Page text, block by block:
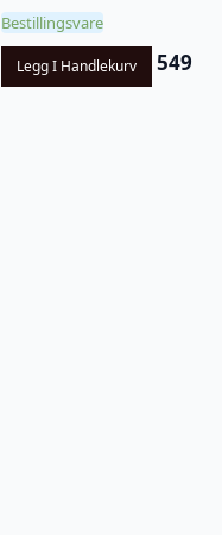
Bestillingsvare
Legg I Handlekurv 549